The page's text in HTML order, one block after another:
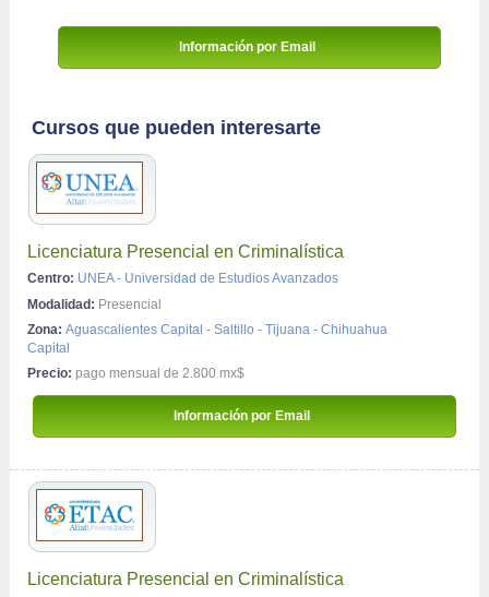
Información por Email
Cursos que pueden interesarte
Licenciatura Presencial en Criminalística
Centro: UNEA - Universidad de Estudios Avanzados
Modalidad: Presencial
Zona: Aguascalientes Capital - Saltillo - Tijuana- Chihuahua
Capital
Precio: pago mensual de 2.800 mx$
Información por Email
Licenciatura Presencial en Criminalística